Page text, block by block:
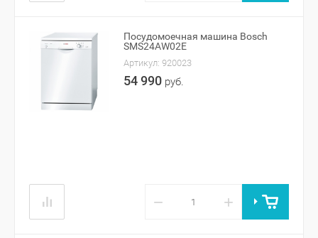
Посудомоечная машина Bosch
SMS24AW02E
Артикул: 920023
54 990 руб.
− +